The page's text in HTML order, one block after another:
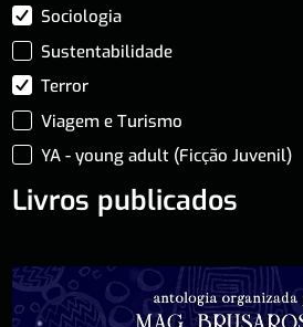
Sociologia
Sustentabilidade
Terror
Viagem e Turismo
YA - young adult (Ficção Juvenil)
Livros publicados